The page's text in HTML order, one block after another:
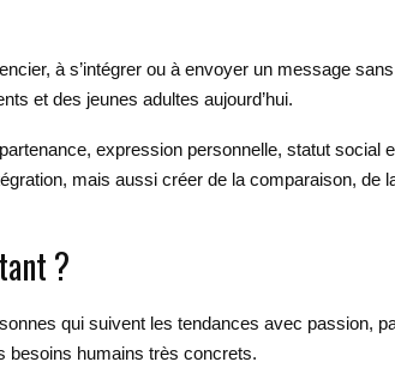
à s’intégrer ou à envoyer un message
et des jeunes adultes aujourd’hui.
expression personnelle, statut social
mais aussi créer de la comparaison, de
?
qui suivent les tendances avec passion,
besoins humains très concrets.